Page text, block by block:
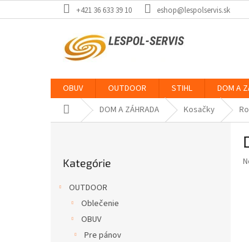
na
+421 36 633 39 10 eshop@lespolservis.sk
OBUV OUTDOOR STIHL DOM A
DomovDOM A ZÁHRADA Kosačky
kategórie
Kategórie
OUTDOOR
Oblečenie
OBUV
Pre pánov